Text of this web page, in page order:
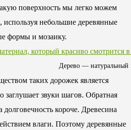
поверхность мы легко можем
небольшие деревянные
формы и мозаику.
Дерево — натуральный
таких дорожек является
заглушает звуки шагов. Обратная
долговечность короче. Древесина
влаги. Поэтому деревянные